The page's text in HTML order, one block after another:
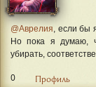
@Аврелия, если бы
Но пока я думаю,
убирать,
0 Профиль